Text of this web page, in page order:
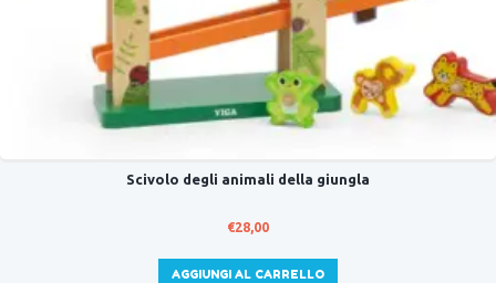
Scivolo degli animali della giungla
€28,00
AGGIUNGI AL CARRELLO